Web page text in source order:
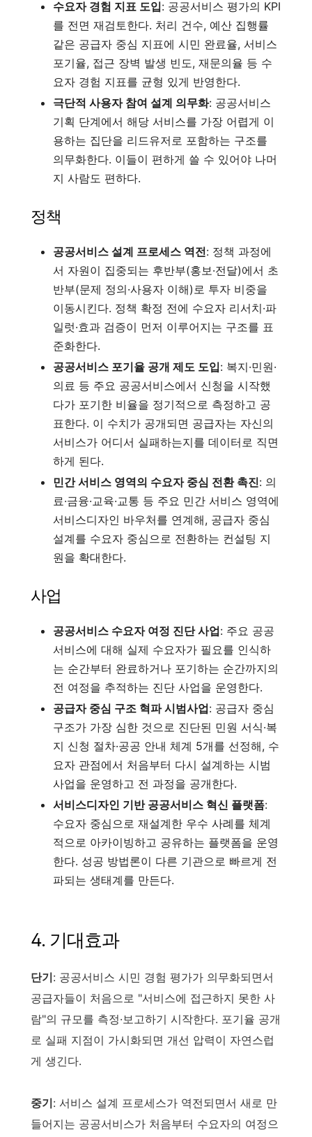
수요자 경험 지표 도입: 공공서비스 평가의 KPI
를 전면 재검토한다. 처리 건수, 예산 집행률
같은 공급자 중심 지표에 시민 완료율, 서비스
포기율, 접근 장벽 발생 빈도, 재문의율 등 수
요자 경험 지표를 균형 있게 반영한다.
극단적 사용자 참여 설계 의무화: 공공서비스
기획 단계에서 해당 서비스를 가장 어렵게 이
용하는 집단을 리드유저로 포함하는 구조를
의무화한다. 이들이 편하게 쓸 수 있어야 나머
지 사람도 편하다.
정책
공공서비스 설계 프로세스 역전: 정책 과정에
서 자원이 집중되는 후반부(홍보·전달)에서 초
반부(문제 정의·사용자 이해)로 투자 비중을
이동시킨다. 정책 확정 전에 수요자 리서치·파
일럿·효과 검증이 먼저 이루어지는 구조를 표
준화한다.
공공서비스 포기율 공개 제도 도입: 복지·민원·
의료 등 주요 공공서비스에서 신청을 시작했
다가 포기한 비율을 정기적으로 측정하고 공
표한다. 이 수치가 공개되면 공급자는 자신의
서비스가 어디서 실패하는지를 데이터로 직면
하게 된다.
민간 서비스 영역의 수요자 중심 전환 촉진: 의
료·금융·교육·교통 등 주요 민간 서비스 영역에
서비스디자인 바우처를 연계해, 공급자 중심
설계를 수요자 중심으로 전환하는 컨설팅 지
원을 확대한다.
사업
공공서비스 수요자 여정 진단 사업: 주요 공공
서비스에 대해 실제 수요자가 필요를 인식하
는 순간부터 완료하거나 포기하는 순간까지의
전 여정을 추적하는 진단 사업을 운영한다.
공급자 중심 구조 혁파 시범사업: 공급자 중심
구조가 가장 심한 것으로 진단된 민원 서식·복
지 신청 절차·공공 안내 체계 5개를 선정해, 수
요자 관점에서 처음부터 다시 설계하는 시범
사업을 운영하고 전 과정을 공개한다.
서비스디자인 기반 공공서비스 혁신 플랫폼:
수요자 중심으로 재설계한 우수 사례를 체계
적으로 아카이빙하고 공유하는 플랫폼을 운영
한다. 성공 방법론이 다른 기관으로 빠르게 전
파되는 생태계를 만든다.
4. 기대효과
단기: 공공서비스 시민 경험 평가가 의무화되면서
공급자들이 처음으로 "서비스에 접근하지 못한 사
람"의 규모를 측정·보고하기 시작한다. 포기율 공개
로 실패 지점이 가시화되면 개선 압력이 자연스럽
게 생긴다.
중기: 서비스 설계 프로세스가 역전되면서 새로 만
들어지는 공공서비스가 처음부터 수요자의 여정으